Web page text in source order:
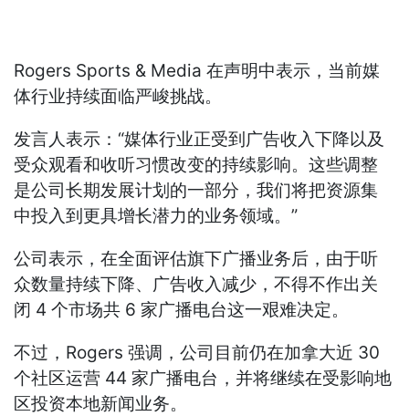
Rogers Sports & Media 在声明中表示，当前媒
体行业持续面临严峻挑战。
发言人表示：“媒体行业正受到广告收入下降以及
受众观看和收听习惯改变的持续影响。这些调整
是公司长期发展计划的一部分，我们将把资源集
中投入到更具增长潜力的业务领域。”
公司表示，在全面评估旗下广播业务后，由于听
众数量持续下降、广告收入减少，不得不作出关
闭 4 个市场共 6 家广播电台这一艰难决定。
不过，Rogers 强调，公司目前仍在加拿大近 30
个社区运营 44 家广播电台，并将继续在受影响地
区投资本地新闻业务。